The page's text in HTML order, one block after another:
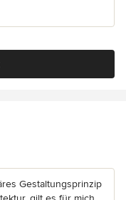
Gestaltungsprinzip